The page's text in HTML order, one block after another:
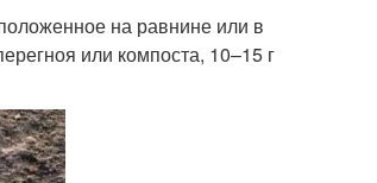
на равнине или в
или компоста, 10–15 г